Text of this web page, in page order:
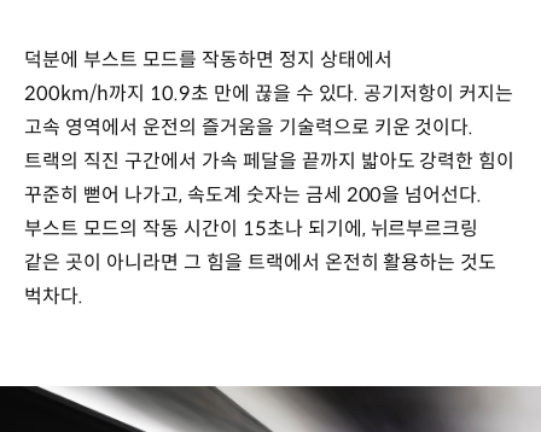
덕분에 부스트 모드를 작동하면 정지 상태에서
200km/h까지 10.9초 만에 끊을 수 있다. 공기저항이 커지는
고속 영역에서 운전의 즐거움을 기술력으로 키운 것이다.
트랙의 직진 구간에서 가속 페달을 끝까지 밟아도 강력한 힘이
꾸준히 뻗어 나가고, 속도계 숫자는 금세 200을 넘어선다.
부스트 모드의 작동 시간이 15초나 되기에, 뉘르부르크링
같은 곳이 아니라면 그 힘을 트랙에서 온전히 활용하는 것도
벅차다.